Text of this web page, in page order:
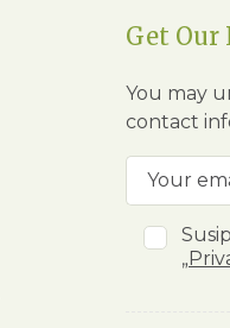
Get Our
You may
contact